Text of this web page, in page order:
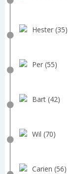
Hester (35)
Per (55)
Bart (42)
Wil (70)
Carien (56)